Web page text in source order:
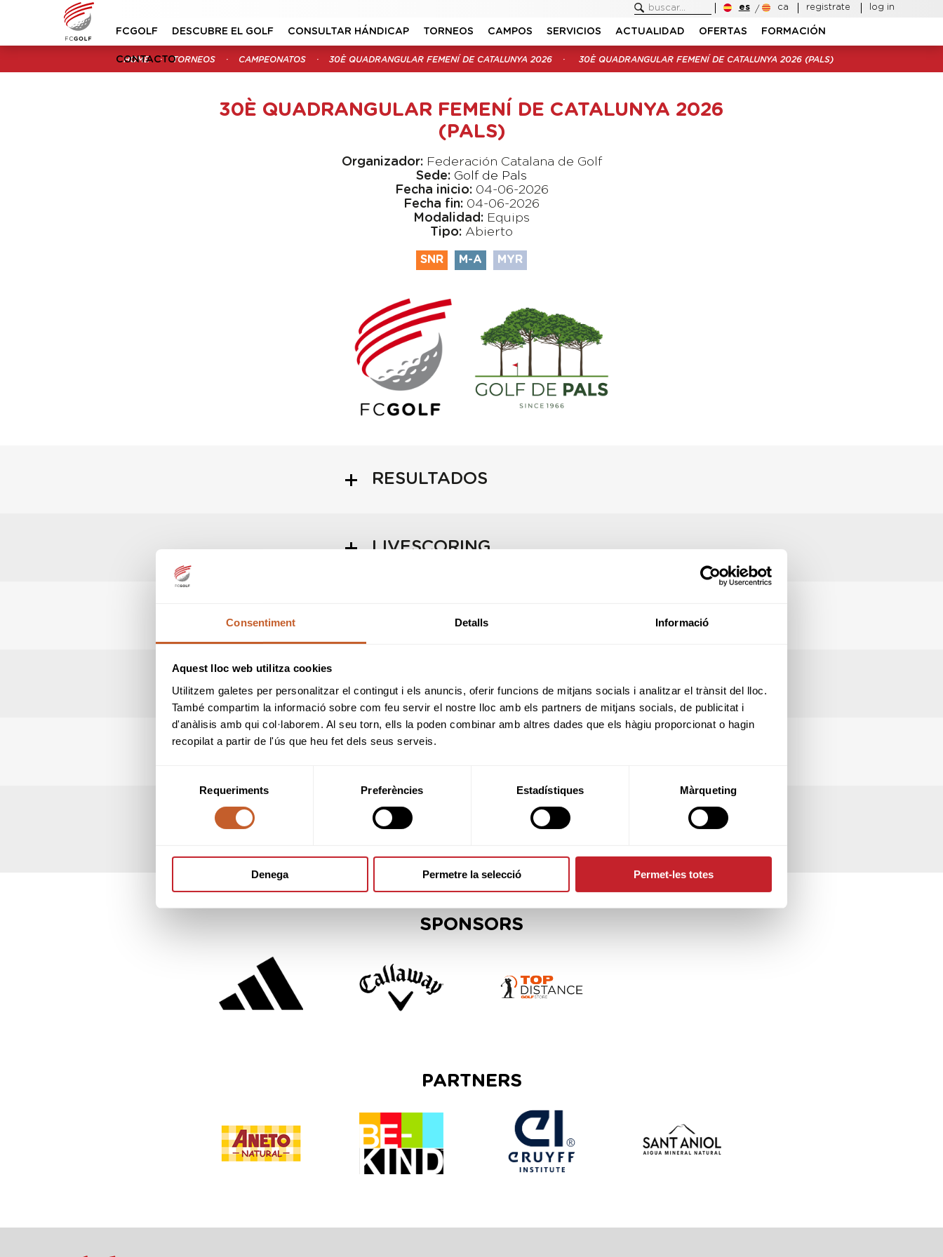
Consentiment Detalls Informació
Aquest lloc web utilitza cookies
Utilitzem galetes per personalitzar el contingut i els anuncis, oferir funcions de mitjans socials i analitzar el trànsit del lloc.
També compartim la informació sobre com feu servir el nostre lloc amb els partners de mitjans socials, de publicitat i
d'anàlisis amb qui col·laborem. Al seu torn, ells la poden combinar amb altres dades que els hàgiu proporcionat o hagin
recopilat a partir de l'ús que heu fet dels seus serveis.
consentiment
Requeriments Preferències Estadístiques Màrqueting
Denega Permetre la selecció Permet-les totes
es ca registrate log in
FCGOLF DESCUBRE EL GOLF CONSULTAR HÁNDICAP TORNEOS CAMPOS SERVICIOS ACTUALIDAD OFERTAS FORMACIÓN
CONTACTO
HOME TORNEOS CAMPEONATOS 30È QUADRANGULAR FEMENÍ DE CATALUNYA 2026 30È QUADRANGULAR FEMENÍ DE CATALUNYA 2026 (PALS)
30È QUADRANGULAR FEMENÍ DE CATALUNYA 2026
(PALS)
Organizador: Federación Catalana de Golf
Sede: Golf de Pals
Fecha inicio: 04-06-2026
Fecha fin: 04-06-2026
Modalidad: Equips
Tipo: Abierto
SNR M-A MYR
RESULTADOS
LIVESCORING
HORARIO SALIDAS
INFORMACIÓN PRUEBA
TÉRMINOS DE LA
SPONSORS
PARTNERS